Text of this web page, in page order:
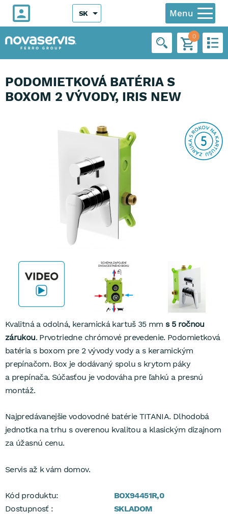
Menu
SK
0
PODOMIETKOVÁ BATÉRIA S
BOXOM 2 VÝVODY, IRIS NEW
Kvalitná a odolná, keramická kartuš 35 mm s 5 ročnou
zárukou. Prvotriedne chrómové prevedenie. Podomietková
batéria s boxom pre 2 vývody vody a s keramickým
prepínačom. Box je dodávaný spolu s krytom páky
a prepínača. Súčasťou je vodováha pre ľahkú a presnú
montáž.
Najpredávanejšie vodovodné batérie TITANIA. Dlhodobá
jednotka na trhu s overenou kvalitou a klasickým dizajnom
za úžasnú cenu.
Servis až k vám domov.
Kód produktu:
BOX94451R,0
Dostupnosť :
SKLADOM